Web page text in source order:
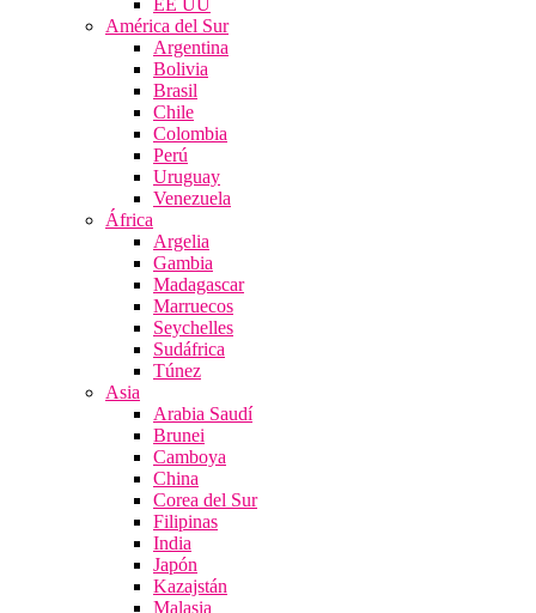
EE UU
América del Sur
Argentina
Bolivia
Brasil
Chile
Colombia
Perú
Uruguay
Venezuela
África
Argelia
Gambia
Madagascar
Marruecos
Seychelles
Sudáfrica
Túnez
Asia
Arabia Saudí
Brunei
Camboya
China
Corea del Sur
Filipinas
India
Japón
Kazajstán
Malasia